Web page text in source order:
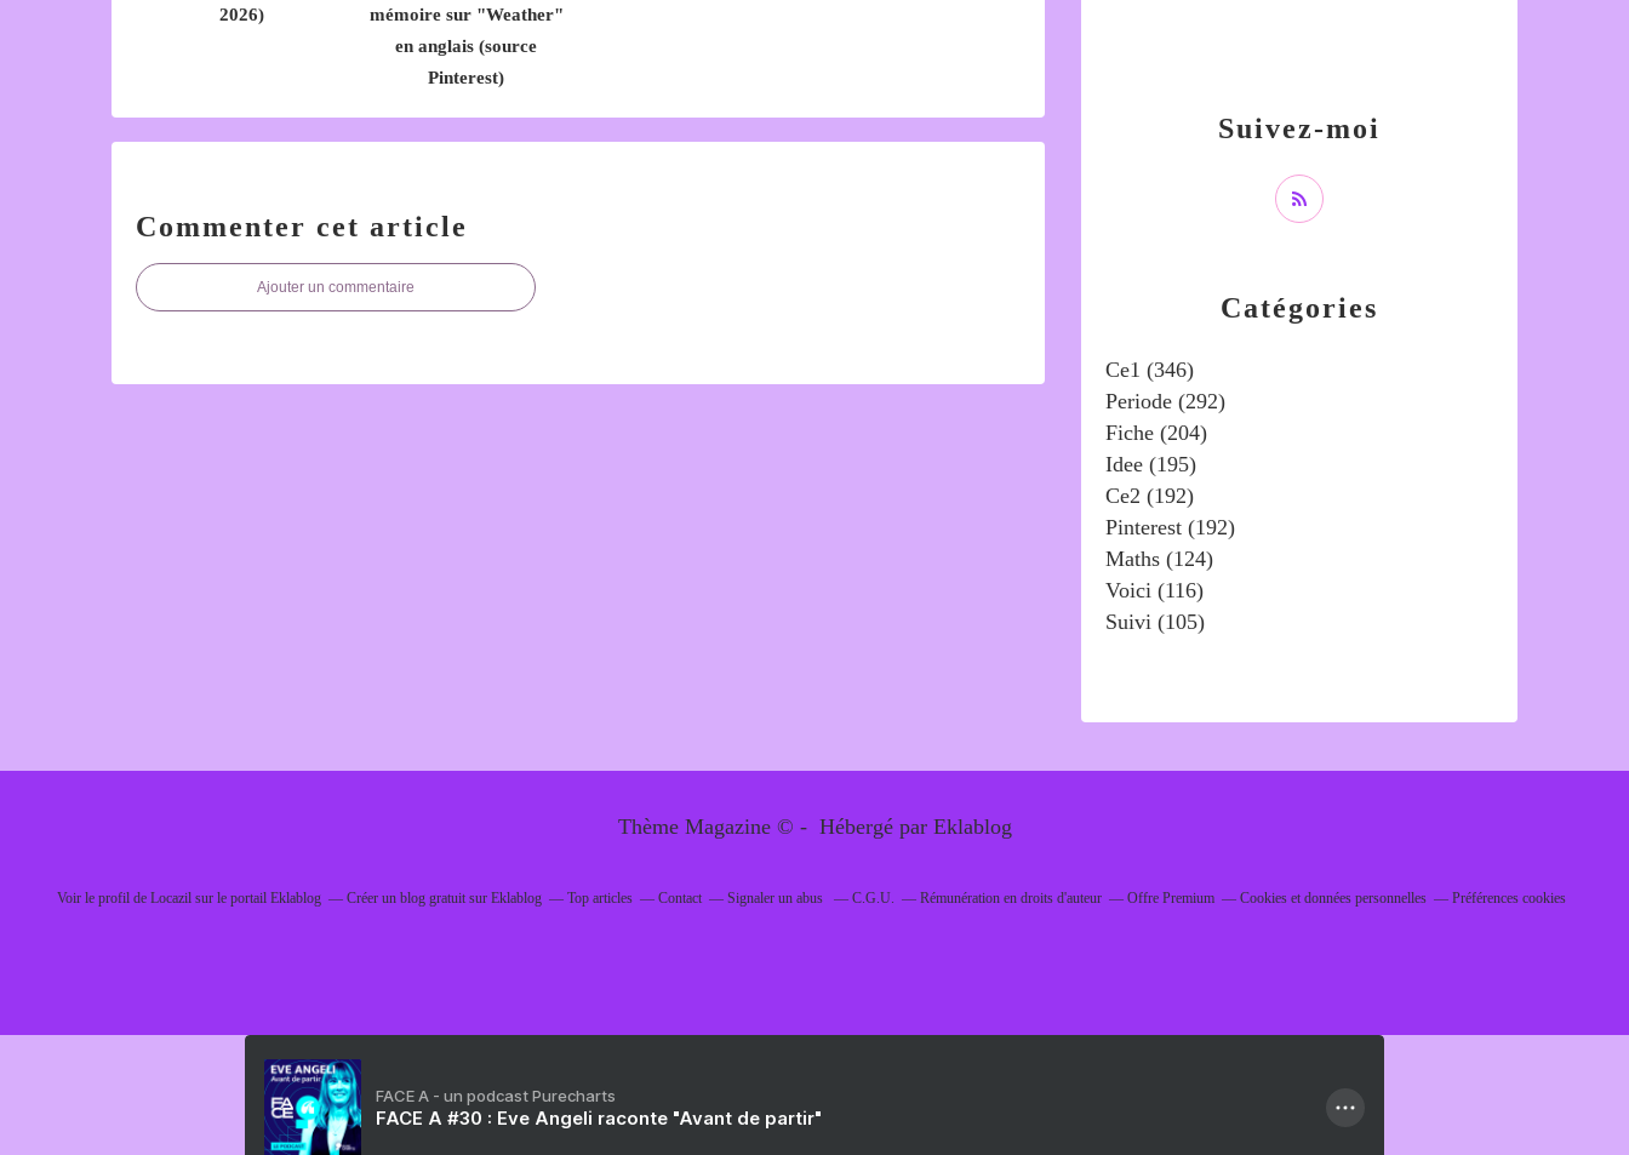
2026)
mémoire sur "Weather"
en anglais (source
Pinterest)
Commenter cet article
Ajouter un commentaire
Catégories
Ce1 (346)
Periode (292)
Fiche (204)
Idee (195)
Ce2 (192)
Pinterest (192)
Maths (124)
Voici (116)
Suivi (105)
Suivez-moi
Thème Magazine © - Hébergé par Eklablog
Voir le profil de Locazilsur le portail Eklablog Créer un blog gratuit sur Eklablog Top articles Contact Signaler un abus C.G.U. Rémunération en droits d'auteur Offre Premium Cookies et données personnelles Préférences cookies
FACE A - un podcast Purecharts
FACE A #30 : Eve Angeli raconte "Avant de partir"